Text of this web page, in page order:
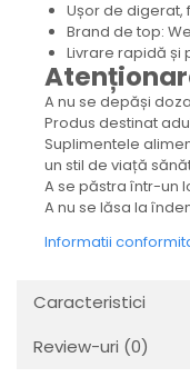
Ușor de
Brand de top:
Livrare rapidă și
A nu se depăși
Produs destinat
Suplimentele
un stil de viață
A se păstra într-un
A nu se lăsa la
Informatii
Caracteristici
Review-uri (0)